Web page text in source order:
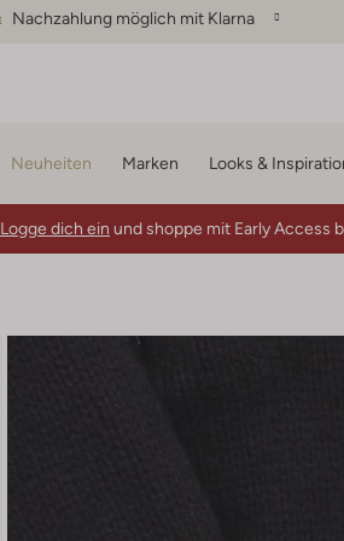
Nachzahlung möglich mit Klarna
Neuheiten Marken Looks &
Logge dich ein und shoppe mit Early Access